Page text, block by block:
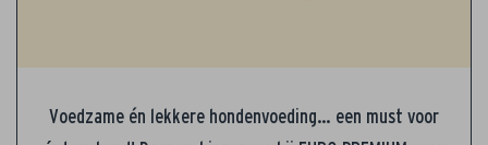
Voedzame én lekkere hondenvoeding… een must voor